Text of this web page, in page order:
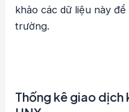
khảo các dữ liệu này
trường.
Thống kê giao dịch